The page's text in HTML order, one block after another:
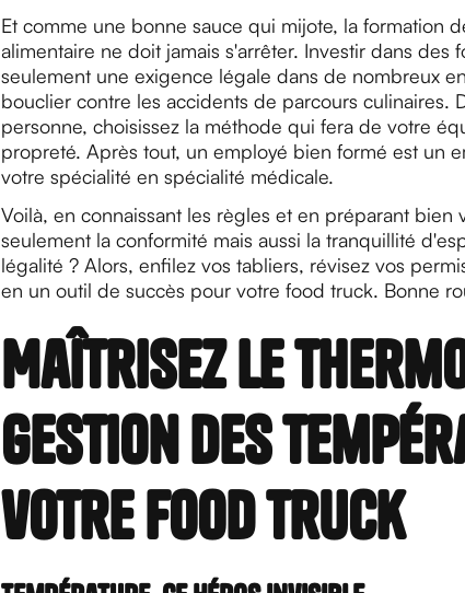
Et comme une bonne sauce qui mijote, la formation
alimentaire ne doit jamais s'arrêter. Investir dans des
seulement une exigence légale dans de nombreux
bouclier contre les accidents de parcours culinaires.
personne, choisissez la méthode qui fera de votre
propreté. Après tout, un employé bien formé est un
votre spécialité en spécialité médicale.
Voilà, en connaissant les règles et en préparant bien
seulement la conformité mais aussi la tranquillité
légalité ? Alors, enfilez vos tabliers, révisez vos
en un outil de succès pour votre food truck. Bonne
Maîtrisez le
gestion des
votre food truck